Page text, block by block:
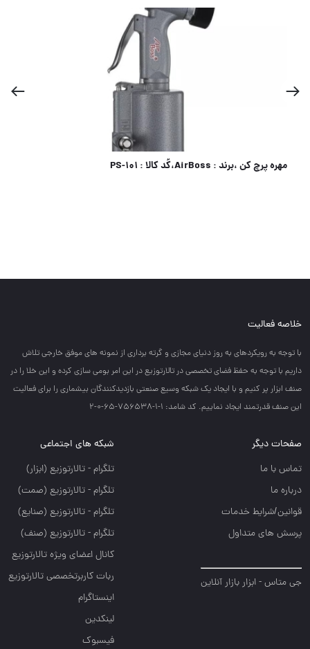
خلاصه فعالیت
با توجه به رويكردهاي به روز دنياي مجازي و گرته برداري از نمونه هاي موفق خارجي تلاش
داريم با توجه به حفظ فضاي تخصصي در تالارتوزيع در اين امر بومي سازي كرده و اين خلا را در
صنف ابزار پر كنيم و با ايجاد يك شبكه وسيع صنعتي بازديدكنندگان بيشماري را براي فعاليت
اين صنف قدرتمند ايجاد نماييم. کد شامد: 1-1-756538-65-0-2
صفحات دیگر
تماس با ما
درباره ما
قوانین/شرایط خدمات
پرسش های متداول
جی متاس - ابزار بازار آنلاین
شبکه های اجتماعی
تلگرام - تالارتوزيع (ابزار)
تلگرام - تالارتوزيع (صمت)
تلگرام - تالارتوزيع (صنايع)
تلگرام - تالارتوزیع (صنف)
کانال اعضای ویژه تالارتوزیع
ربات کاربرتخصصی تالارتوزیع
اینستاگرام
لینکدین
فیسبوک